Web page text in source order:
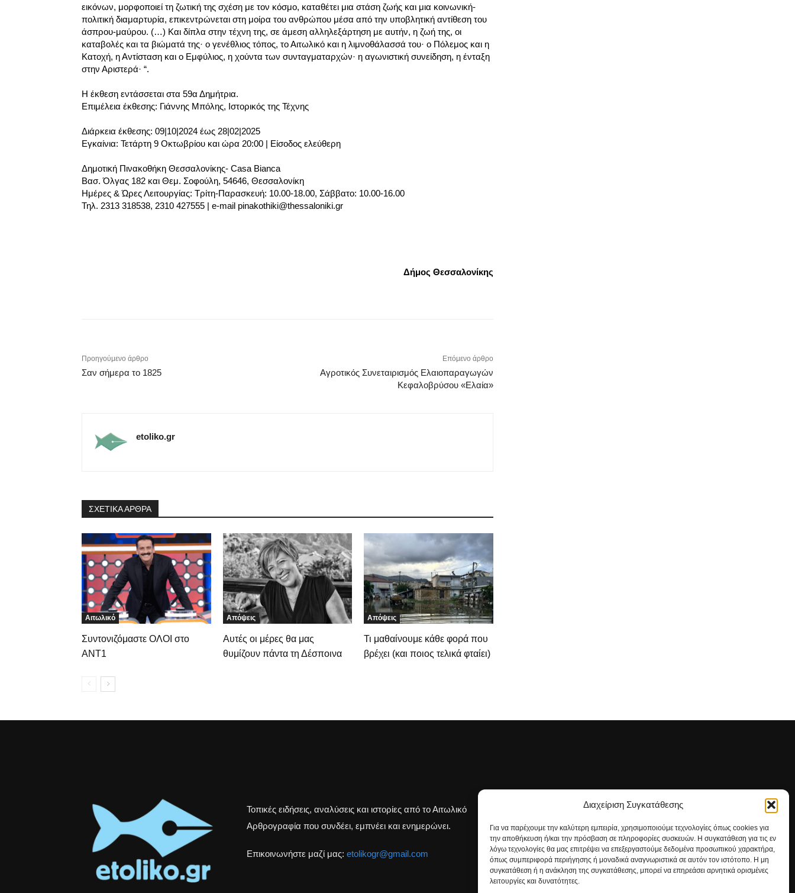
Διαχείριση Συγκατάθεσης
Για να παρέχουμε την καλύτερη εμπειρία, χρησιμοποιούμε τεχνολογίες όπως cookies για
την αποθήκευση ή/και την πρόσβαση σε πληροφορίες συσκευών. Η συγκατάθεση για τις εν
λόγω τεχνολογίες θα μας επιτρέψει να επεξεργαστούμε δεδομένα προσωπικού χαρακτήρα,
όπως συμπεριφορά περιήγησης ή μοναδικά αναγνωριστικά σε αυτόν τον ιστότοπο. Η μη
συγκατάθεση ή η ανάκληση της συγκατάθεσης, μπορεί να επηρεάσει αρνητικά ορισμένες
λειτουργίες και δυνατότητες.
εικόνων, μορφοποιεί τη ζωτική της σχέση με τον κόσμο, καταθέτει μια στάση ζωής και μια κοινωνική-
πολιτική διαμαρτυρία, επικεντρώνεται στη μοίρα του ανθρώπου μέσα από την υποβλητική αντίθεση του
άσπρου-μαύρου. (…) Και δίπλα στην τέχνη της, σε άμεση αλληλεξάρτηση με αυτήν, η ζωή της, οι
καταβολές και τα βιώματά της· ο γενέθλιος τόπος, το Αιτωλικό και η λιμνοθάλασσά του· ο Πόλεμος και η
Κατοχή, η Αντίσταση και ο Εμφύλιος, η χούντα των συνταγματαρχών· η αγωνιστική συνείδηση, η ένταξη
στην Αριστερά· “.
Η έκθεση εντάσσεται στα 59α Δημήτρια.
Επιμέλεια έκθεσης: Γιάννης Μπόλης, Ιστορικός της Τέχνης
Διάρκεια έκθεσης: 09|10|2024 έως 28|02|2025
Εγκαίνια: Τετάρτη 9 Οκτωβρίου και ώρα 20:00 | Είσοδος ελεύθερη
Δημοτική Πινακοθήκη Θεσσαλονίκης- Casa Bianca
Βασ. Όλγας 182 και Θεμ. Σοφούλη, 54646, Θεσσαλονίκη
Ημέρες & Ώρες Λειτουργίας: Τρίτη-Παρασκευή: 10.00-18.00, Σάββατο: 10.00-16.00
Τηλ. 2313 318538, 2310 427555 | e-mail pinakothiki@thessaloniki.gr
Δήμος Θεσσαλονίκης
Προηγούμενο άρθρο
Σαν σήμερα το 1825
Επόμενο άρθρο
Αγροτικός Συνεταιρισμός Ελαιοπαραγωγών
Κεφαλοβρύσου «Ελαία»
etoliko.gr
ΣΧΕΤΙΚΑ ΑΡΘΡΑ
Αιτωλικό
Συντονιζόμαστε ΟΛΟΙ στο
ΑΝΤ1
Απόψεις
Αυτές οι μέρες θα μας
θυμίζουν πάντα τη Δέσποινα
Απόψεις
Τι μαθαίνουμε κάθε φορά που
βρέχει (και ποιος τελικά φταίει)
Τοπικές ειδήσεις, αναλύσεις και ιστορίες από το Αιτωλικό
Αρθρογραφία που συνδέει, εμπνέει και ενημερώνει.
Επικοινωνήστε μαζί μας: etolikogr@gmail.com